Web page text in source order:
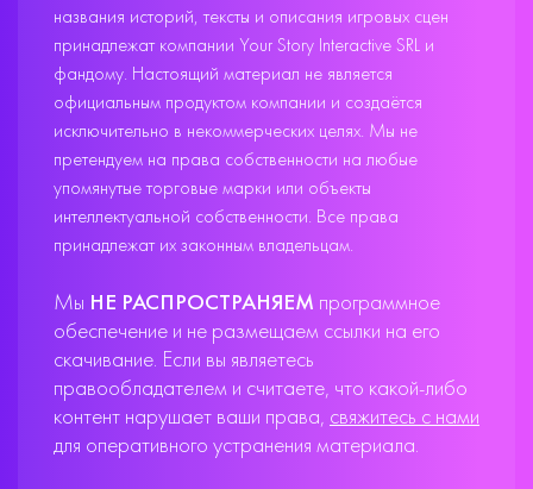
названия историй, тексты и описания игровых сцен
принадлежат компании Your Story Interactive SRL и
фандому. Настоящий материал не является
официальным продуктом компании и создаётся
исключительно в некоммерческих целях. Мы не
претендуем на права собственности на любые
упомянутые торговые марки или объекты
интеллектуальной собственности. Все права
принадлежат их законным владельцам.
Мы НЕ РАСПРОСТРАНЯЕМ программное
обеспечение и не размещаем ссылки на его
скачивание. Если вы являетесь
правообладателем и считаете, что какой-либо
контент нарушает ваши права, свяжитесь с нами
для оперативного устранения материала.